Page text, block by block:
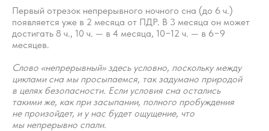
Первый отрезок непрерывного ночного сна (до 6 ч.)
появляется уже в 2 месяца от ПДР. В 3 месяца он может
достигать 8 ч., 10 ч. — в 4 месяца, 10−12 ч. — в 6−9
месяцев.
Слово «непрерывный» здесь условно, поскольку между
циклами сна мы просыпаемся, так задумано природой
в целях безопасности. Если условия сна остались
такими же, как при засыпании, полного пробуждения
не произойдет, и у нас будет ощущение, что
мы непрерывно спали.